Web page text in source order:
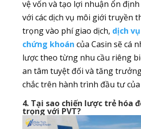
vệ vốn và tạo lợi nhuận ổn định
với các dịch vụ môi giới truyền
trọng vào phí giao dịch, dịch
chứng khoán của Casin sẽ cá
lược theo từng nhu cầu riêng
an tâm tuyệt đối và tăng
chắc trên hành trình đầu tư của
4. Tại sao chiến lược trẻ hóa
trọng với PVT?